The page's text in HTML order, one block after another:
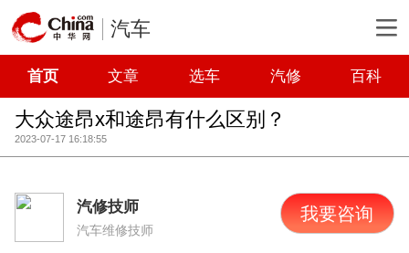
汽车
首页 文章 选车 汽修 百科
大众途昂x和途昂有什么区别？
2023-07-17 16:18:55
汽修技师
汽车维修技师
我要咨询